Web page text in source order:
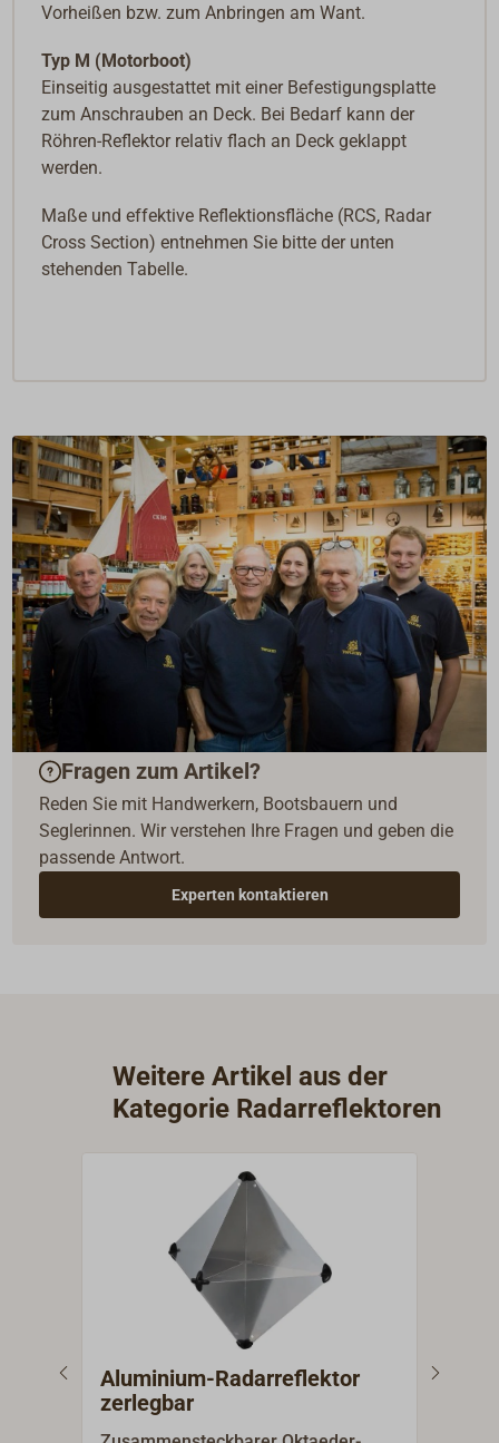
Vorheißen bzw. zum Anbringen am Want.
Typ M (Motorboot)
Einseitig ausgestattet mit einer Befestigungsplatte
zum Anschrauben an Deck. Bei Bedarf kann der
Röhren-Reflektor relativ flach an Deck geklappt
werden.
Maße und effektive Reflektionsfläche (RCS, Radar
Cross Section) entnehmen Sie bitte der unten
stehenden Tabelle.
Fragen zum Artikel?
Reden Sie mit Handwerkern, Bootsbauern und
Seglerinnen. Wir verstehen Ihre Fragen und geben die
passende Antwort.
Experten kontaktieren
Weitere Artikel aus der
Kategorie Radarreflektoren
Aluminium-Radarreflektor
zerlegbar